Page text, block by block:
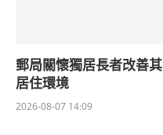
郵局關懷獨居長者改善其
居住環境
2026-08-07 14:09